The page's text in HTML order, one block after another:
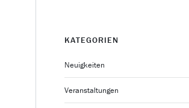
KATEGORIEN
Neuigkeiten
Veranstaltungen